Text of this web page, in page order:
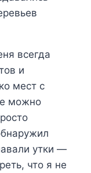
всегда
и
мест с
можно
утки —
что я не